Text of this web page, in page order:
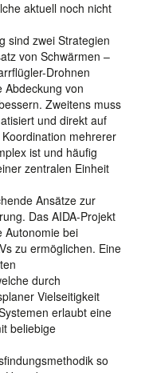
aktuell noch nicht
sind zwei Strategien
von Schwärmen –
Drohnen
Abdeckung von
Zweitens muss
und direkt auf
mehrerer
ist und häufig
zentralen Einheit
Ansätze zur
Das AIDA-Projekt
Autonomie bei
zu ermöglichen. Eine
durch
Vielseitigkeit
erlaubt eine
beliebige
so